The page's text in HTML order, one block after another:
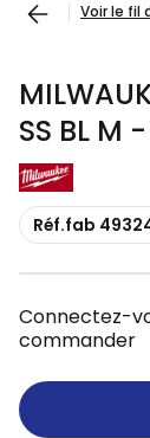
Voir le fil
SS BL M
Copie
Réf.fab
Connectez-
commander